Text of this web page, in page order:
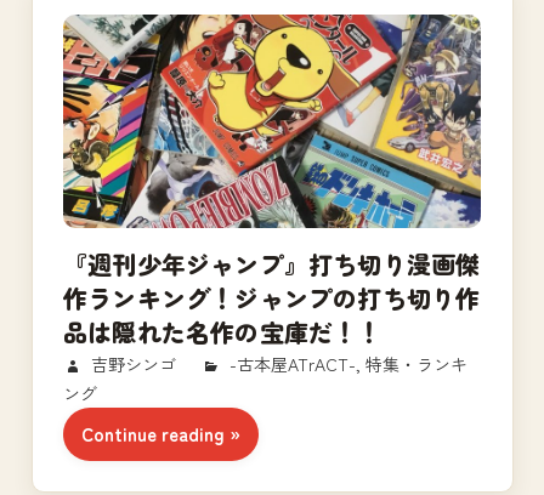
『週刊少年ジャンプ』打ち切り漫画傑
作ランキング！ジャンプの打ち切り作
品は隠れた名作の宝庫だ！！
2018/06/09
吉野シンゴ -古本屋ATrACT- ,特集・ランキ
ング
Continue reading